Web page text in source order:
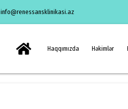
info@renessansklinikasi.az
Haqqımızda Həkimlər